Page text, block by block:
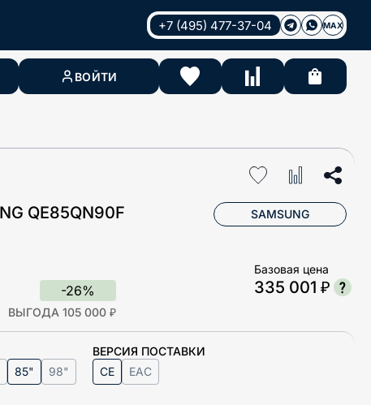
+7 (495) 477-37-04 MAX
ВОЙТИ
QE85QN90F SAMSUNG
-26%
ВЫГОДА 105 000 ₽
Базовая цена
335 001 ₽
85"
98"
ВЕРСИЯ ПОСТАВКИ
CE
EAC